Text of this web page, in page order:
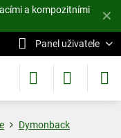
✕
a kompozitními
Panel uživatele
Dymonback